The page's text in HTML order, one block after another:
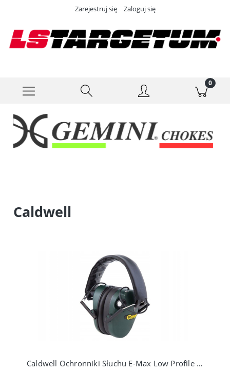
Zarejestruj się Zaloguj się
Caldwell
Caldwell Ochronniki Słuchu E-Max Low Profile Green